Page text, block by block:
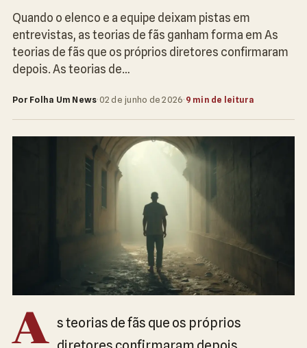
Quando o elenco e a equipe deixam pistas em
entrevistas, as teorias de fãs ganham forma em As
teorias de fãs que os próprios diretores confirmaram
depois. As teorias de…
Por Folha Um News·02 de junho de 2026· 9 min de leitura
A s teorias de fãs que os próprios